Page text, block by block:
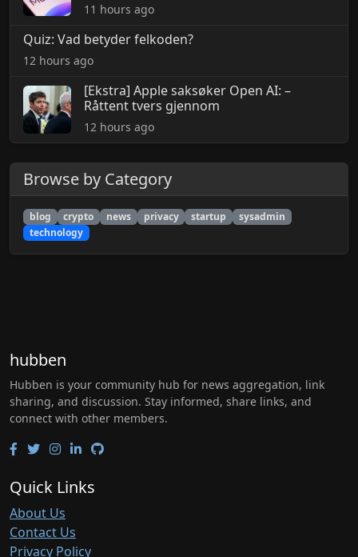
11 hours ago
Quiz: Vad betyder felkoden?
12 hours ago
[Ekstra] Apple saksøker Open AI: –
Råttent tvers gjennom
12 hours ago
Browse by Category
blog crypto news privacy startup
sysadmin
technology
hubben
Hubben is your community hub for news aggregation, link
sharing, and discussion. Stay informed, share links, and
connect with other members.
Quick Links
About Us
Contact Us
Privacy Policy